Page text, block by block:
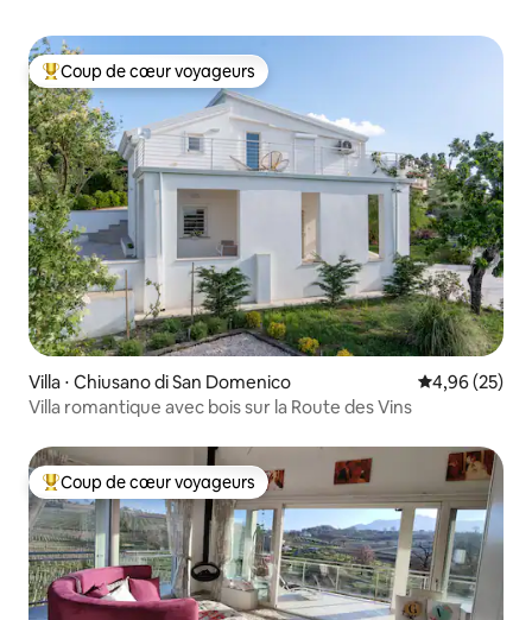
Coups de cœur voyageurs les plus appréciés
Coup de cœur voyageurs
Villa ⋅ Chiusano di San Domenico Évaluation
4,96 (25)
Villa romantique avec bois sur la Route des Vins
Coups de cœur voyageurs les plus appréciés
Coup de cœur voyageurs